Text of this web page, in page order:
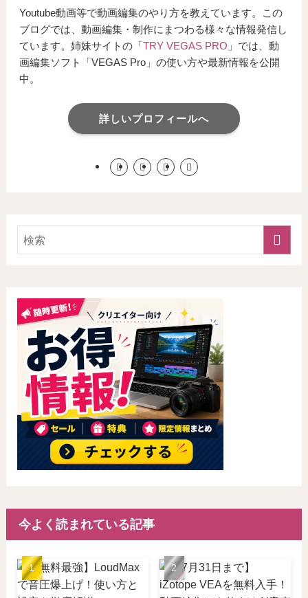
Youtube動画等で動画編集のやり方を教えています。この
ブログでは、動画編集・制作にまつわる様々な情報発信し
ています。姉妹サイトの「TRY VEGAS PRO 」では、動
画編集ソフト「VEGAS Pro」の使い方や最新情報を公開
中。
詳しいプロフィールへ
今よく読まれている記事